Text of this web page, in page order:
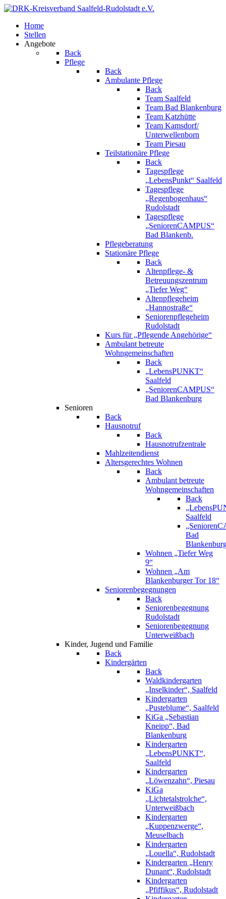
Home
Stellen
Angebote
Back
Pflege
Back
Ambulante Pflege
Back
Team Saalfeld
Team Bad Blankenburg
Team Katzhütte
Team Kamsdorf/
Unterwellenborn
Team Piesau
Teilstationäre Pflege
Back
Tagespflege
„LebensPunkt“ Saalfeld
Tagespflege
„Regenbogenhaus“
Rudolstadt
Tagespflege
„SeniorenCAMPUS“
Bad Blankenb.
Pflegeberatung
Stationäre Pflege
Back
Altenpflege- &
Betreuungszentrum
„Tiefer Weg“
Altenpflegeheim
„Hannostraße“
Seniorenpflegeheim
Rudolstadt
Kurs für „Pflegende Angehörige“
Ambulant betreute
Wohngemeinschaften
Back
„LebensPUNKT“
Saalfeld
„SeniorenCAMPUS“
Bad Blankenburg
Senioren
Back
Hausnotruf
Back
Hausnotrufzentrale
Mahlzeitendienst
Altersgerechtes Wohnen
Back
Ambulant betreute
Wohngemeinschaften
Back
Saalfeld
Bad
Wohnen „Tiefer Weg
9“
Wohnen „Am
Blankenburger Tor 18“
Seniorenbegegnungen
Back
Seniorenbegegnung
Rudolstadt
Seniorenbegegnung
Unterweißbach
Kinder, Jugend und Familie
Back
Kindergärten
Back
Waldkindergarten
„Inselkinder“, Saalfeld
Kindergarten
„Pusteblume“, Saalfeld
KiGa „Sebastian
Kneipp“, Bad
Blankenburg
Kindergarten
„LebensPUNKT“,
Saalfeld
Kindergarten
„Löwenzahn“, Piesau
KiGa
„Lichtetalstrolche“,
Unterweißbach
Kindergarten
„Kuppenzwerge“,
Meuselbach
Kindergarten
„Louella“, Rudolstadt
Kindergarten „Henry
Dunant“, Rudolstadt
Kindergarten
„Pfiffikus“, Rudolstadt